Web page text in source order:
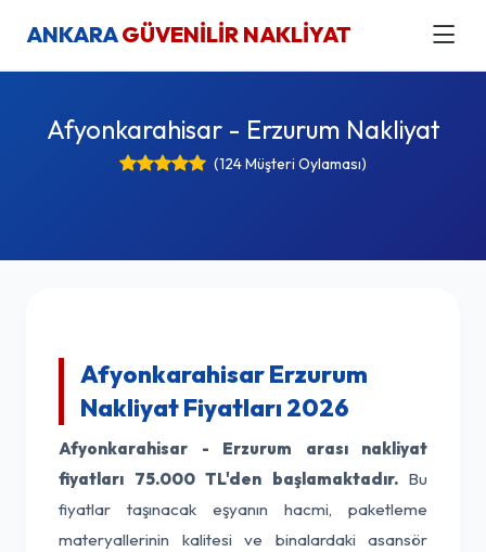
ANKARAGÜVENİLİR NAKLİYAT
Afyonkarahisar - Erzurum Nakliyat
(124 Müşteri Oylaması)
Afyonkarahisar Erzurum
Nakliyat Fiyatları 2026
Afyonkarahisar - Erzurum arası nakliyat
fiyatları 75.000 TL'den başlamaktadır.Bu
fiyatlar taşınacak eşyanın hacmi, paketleme
materyallerinin kalitesi ve binalardaki asansör